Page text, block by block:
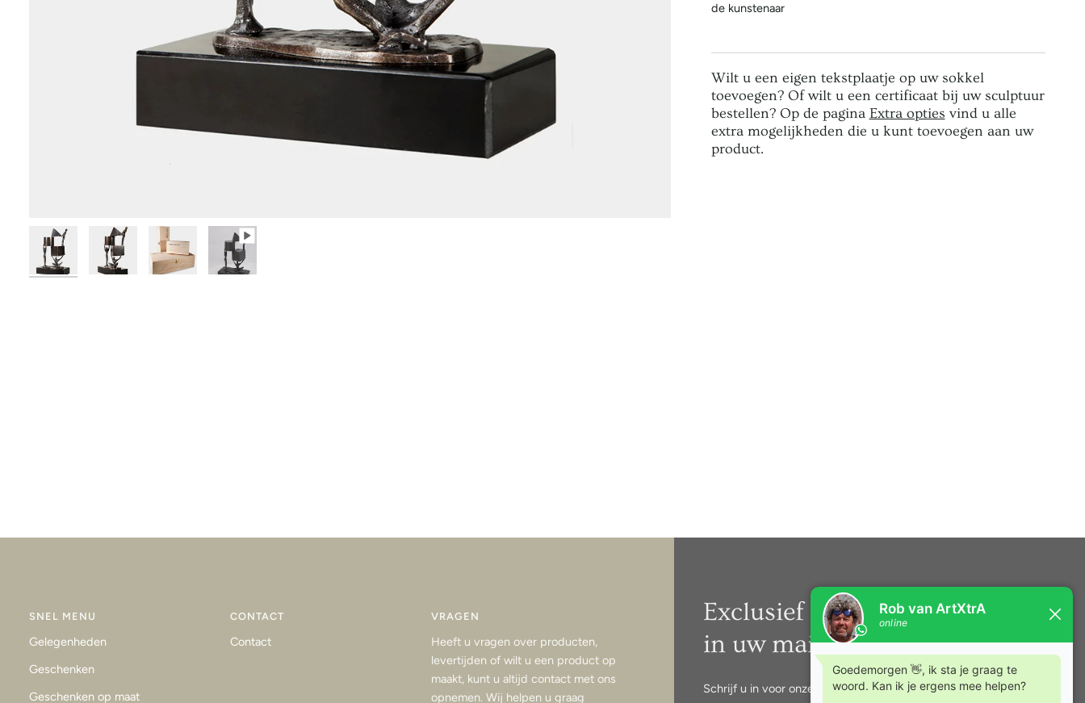
de kunstenaar
Wilt u een eigen tekstplaatje op uw sokkel
toevoegen? Of wilt u een certificaat bij uw sculptuur
bestellen? Op de pagina Extra opties vind u alle
extra mogelijkheden die u kunt toevoegen aan uw
product.
Exclusief nieuws rechtstreeks
in uw mail.
Schrijf u in voor onze nieuwsbrief.
SNEL MENU
Gelegenheden
Geschenken
Geschenken op maat
CONTACT
Contact
VRAGEN
Heeft u vragen over producten,
levertijden of wilt u een product op
maakt, kunt u altijd contact met ons
opnemen. Wij helpen u graag